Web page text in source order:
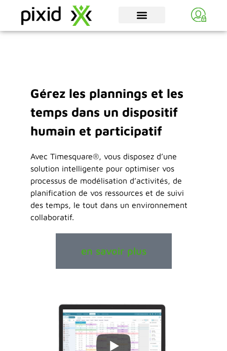
Gérez les plannings et les
temps dans un dispositif
humain et participatif
Avec Timesquare®, vous disposez d’une
solution intelligente pour optimiser vos
processus de modélisation d’activités, de
planification de vos ressources et de suivi
des temps, le tout dans un environnement
collaboratif.
en savoir plus